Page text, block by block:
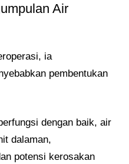
Air
ia
pembentukan
dengan baik, air
dalaman,
potensi kerosakan